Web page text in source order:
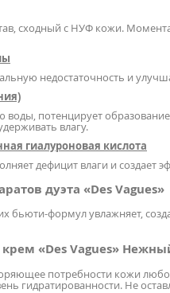
сходный с НУФ кожи.
недостаточность и
потенцирует
влагу.
гиалуроновая кислота
дефицит влаги и создает
дуэта «Des Vagues»
бьюти-формул увлажняет,
«Des Vagues»
потребности кожи
гидратированности. Не